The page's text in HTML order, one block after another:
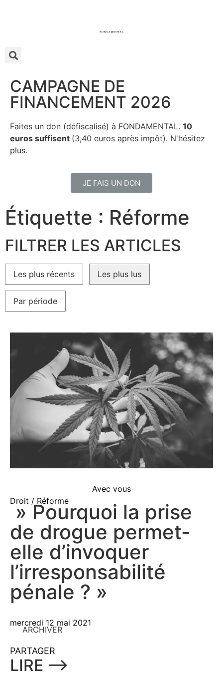
CAMPAGNE DE
FINANCEMENT 2026
Faites un don (défiscalisé) à FONDAMENTAL. 10
euros suffisent (3,40 euros après impôt). N'hésitez
plus.
JE FAIS UN DON
Étiquette : Réforme
FILTRER LES ARTICLES
Les plus récents Les plus lus
Par période
Avec vous
Droit / Réforme
» Pourquoi la prise
de drogue permet-
elle d’invoquer
l’irresponsabilité
pénale ? »
mercredi 12 mai 2021
ARCHIVER
PARTAGER
LIRE ⟶